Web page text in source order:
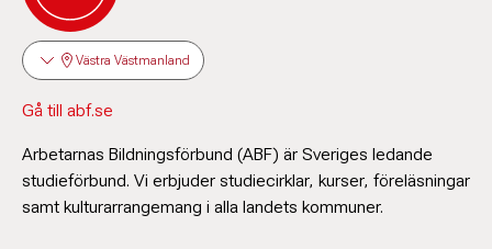
Västra Västmanland
Gå till abf.se
Arbetarnas Bildningsförbund (ABF) är Sveriges ledande
studieförbund. Vi erbjuder studiecirklar, kurser, föreläsningar
samt kulturarrangemang i alla landets kommuner.